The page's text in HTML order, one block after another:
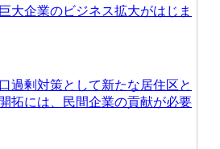
大企業のビジネス拡大がはじま
過剰対策として新たな居住区と
拓には、民間企業の貢献が必要